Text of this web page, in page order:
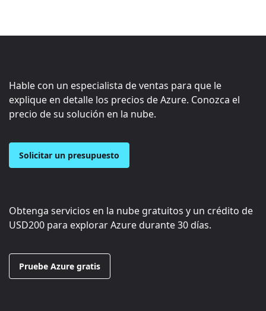
Hable con un especialista de ventas para que le
explique en detalle los precios de Azure. Conozca el
precio de su solución en la nube.
Solicitar un presupuesto
Obtenga servicios en la nube gratuitos y un crédito de
USD200 para explorar Azure durante 30 días.
Pruebe Azure gratis